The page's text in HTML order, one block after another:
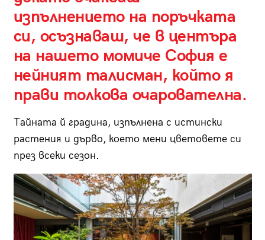
изпълнението на поръчката
си, осъзнаваш, че в центъра
на нашето момиче София е
нейният талисман, който я
прави толкова очарователна.
Тайната й градина, изпълнена с истински
растения и дърво, което мени цветовете си
през всеки сезон.